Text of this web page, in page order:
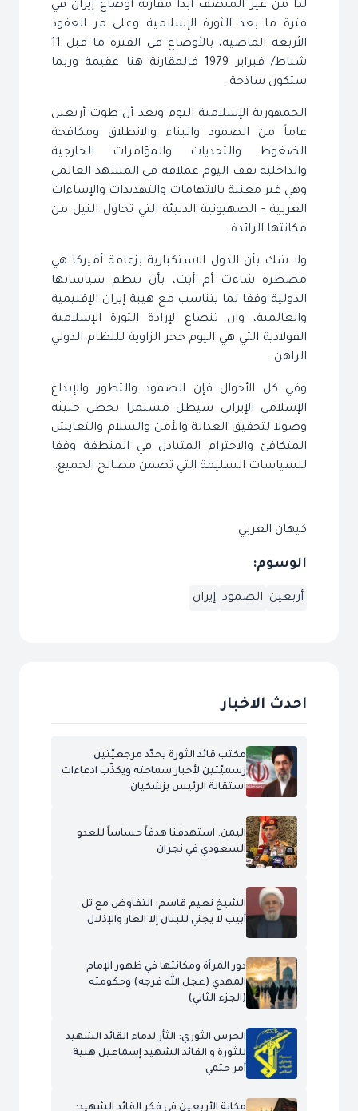
لذا من غير المنصف أبدا مقارنة أوضاع إيران في
فترة ما بعد الثورة الإسلامية وعلى مر العقود
الأربعة الماضية، بالأوضاع في الفترة ما قبل 11
شباط/ فبراير 1979 فالمقارنة هنا عقيمة وربما
ستكون ساذجة .
الجمهورية الإسلامية اليوم وبعد أن طوت أربعين
عاماً من الصمود والبناء والانطلاق ومكافحة
الضغوط والتحديات والمؤامرات الخارجية
والداخلية تقف اليوم عملاقة في المشهد العالمي
وهي غير معنية بالاتهامات والتهديدات والإساءات
الغربية - الصهيونية الدنيئة التي تحاول النيل من
مكانتها الرائدة .
ولا شك بأن الدول الاستكبارية بزعامة أميركا هي
مضطرة شاءت أم أبت، بأن تنظم سياساتها
الدولية وفقا لما يتناسب مع هيبة إيران الإقليمية
والعالمية، وان تنصاع لإرادة الثورة الإسلامية
الفولاذية التي هي اليوم حجر الزاوية للنظام الدولي
الراهن.
وفي كل الأحوال فإن الصمود والتطور والإبداع
الإسلامي الإيراني سيظل مستمرا بخطي حثيثة
وصولا لتحقيق العدالة والأمن والسلام والتعايش
المتكافئ والاحترام المتبادل في المنطقة وفقا
للسياسات السليمة التي تضمن مصالح الجميع.
كيهان العربي
الوسوم:
أربعين الصمود إيران
احدث الاخبار
مكتب قائد الثورة يحدّد مرجعيّتين
رسميّتين لأخبار سماحته ويكذّب ادعاءات
استقالة الرئيس بزشكيان
اليمن: استهدفنا هدفاً حساساً للعدو
السعودي في نجران
الشيخ نعيم قاسم: التفاوض مع تل
أبيب لا يجني للبنان إلا العار والإذلال
دور المرأة ومكانتها في ظهور الإمام
المهدي (عجل الله فرجه) وحكومته
(الجزء الثاني)
الحرس الثوري: الثأر لدماء القائد الشهيد
للثورة و القائد الشهيد إسماعيل هنية
أمر حتمي
مكانة الأربعين في فكر القائد الشهيد: